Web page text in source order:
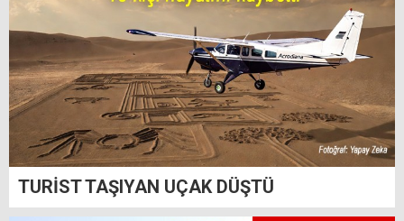
TURİST TAŞIYAN UÇAK DÜŞTÜ